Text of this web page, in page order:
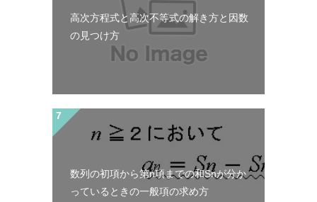
高次方程式と高次不等式の解き方と因数
の見つけ方
数列の初項から第n項までの和Snが分か
っているときの一般項の求め方